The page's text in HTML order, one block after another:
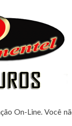
On-Line. Você